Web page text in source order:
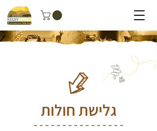
גלישת חולות